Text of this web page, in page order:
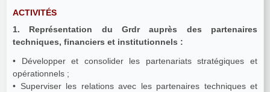
ACTIVITÉS
1. Représentation du Grdr auprès des partenaires
techniques, financiers et institutionnels :
• Développer et consolider les partenariats stratégiques et
opérationnels ;
• Superviser les relations avec les partenaires techniques et